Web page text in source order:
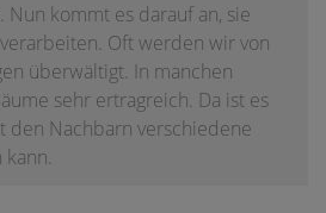
kommt es darauf an, sie
Oft werden wir von
überwältigt. In manchen
sehr ertragreich. Da ist es
den Nachbarn verschiedene